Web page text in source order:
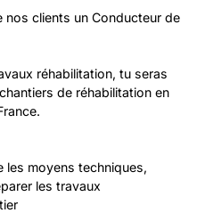
clients un Conducteur de
réhabilitation, tu seras
de réhabilitation en
les moyens techniques,
les travaux